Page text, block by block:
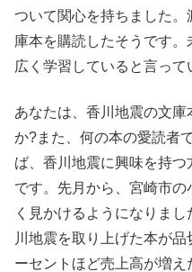
ついて関心を持ちました
庫本を購読したそうです
広く学習していると言って
あなたは、香川地震の文
か?また、何の本の愛読者
ば、香川地震に興味を持つ
です。先月から、宮崎市
く見かけるようになりま
川地震を取り上げた本が
ーセントほど売上高が増